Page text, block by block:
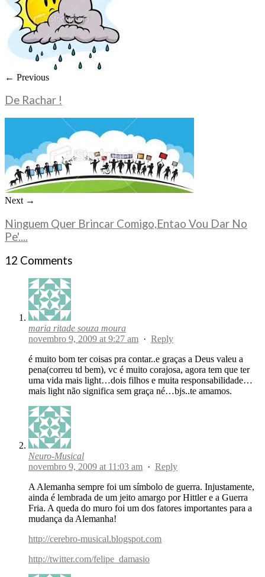
← Previous
De Rachar !
Next →
Ninguem Quer Brincar Comigo,Entao Vou Dar No
Pe'....
12 Comments
maria ritade souza moura
novembro 9, 2009 at 9:27 am · Reply
é muito bom ter coisas pra contar..e graças a Deus valeu a
pena(correu td bem), vc é muito corajosa, agora tem que ter
uma vida mais light…dois filhos e muita responsabilidade…
mais light não significa sem graça né…bjs..te amamos.
Neuro-Musical
novembro 9, 2009 at 11:03 am · Reply
A Alemanha sempre foi um símbolo de guerra. Injustamente,
ainda é lembrada de um jeito amargo por Hittler e a Guerra
Fria. A queda do muro foi um dos fatores importantes para a
mudança da Alemanha!
http://cerebro-musical.blogspot.com
http://twitter.com/felipe_damasio